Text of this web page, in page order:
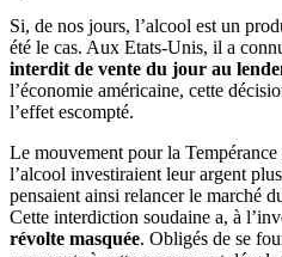
Si, de nos jours, l’alcool est un
été le cas. Aux Etats-Unis, il a
interdit de vente du jour au
l’économie américaine, cette
l’effet escompté.
Le mouvement pour la Tempérance
l’alcool investiraient leur argent
pensaient ainsi relancer le marché
Cette interdiction soudaine a, à
révolte masquée. Obligés de se